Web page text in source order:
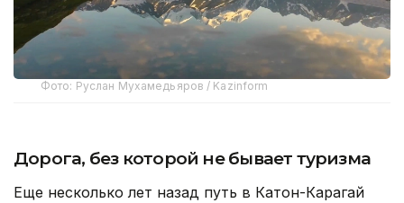
Фото: Руслан Мухамедьяров / Kazinform
Дорога, без которой не бывает туризма
Еще несколько лет назад путь в Катон-Карагай